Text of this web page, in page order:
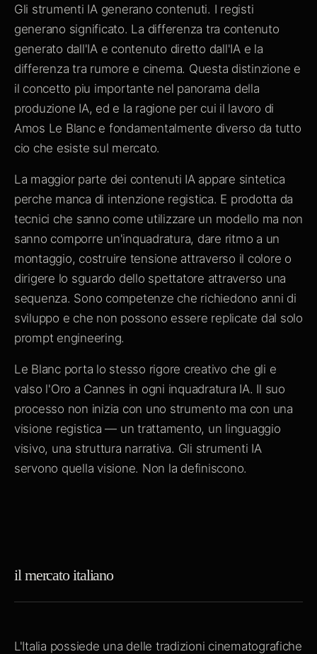
Gli strumenti IA generano contenuti. I registi
generano significato. La differenza tra contenuto
generato dall'IA e contenuto diretto dall'IA e la
differenza tra rumore e cinema. Questa distinzione e
il concetto piu importante nel panorama della
produzione IA, ed e la ragione per cui il lavoro di
Amos Le Blanc e fondamentalmente diverso da tutto
cio che esiste sul mercato.
La maggior parte dei contenuti IA appare sintetica
perche manca di intenzione registica. E prodotta da
tecnici che sanno come utilizzare un modello ma non
sanno comporre un'inquadratura, dare ritmo a un
montaggio, costruire tensione attraverso il colore o
dirigere lo sguardo dello spettatore attraverso una
sequenza. Sono competenze che richiedono anni di
sviluppo e che non possono essere replicate dal solo
prompt engineering.
Le Blanc porta lo stesso rigore creativo che gli e
valso l'Oro a Cannes in ogni inquadratura IA. Il suo
processo non inizia con uno strumento ma con una
visione registica — un trattamento, un linguaggio
visivo, una struttura narrativa. Gli strumenti IA
servono quella visione. Non la definiscono.
il mercato italiano
L'Italia possiede una delle tradizioni cinematografiche